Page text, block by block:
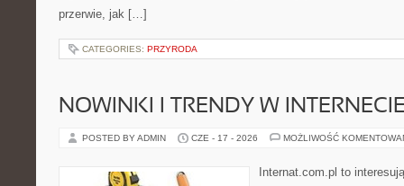
przerwie, jak […]
CATEGORIES: PRZYRODA
NOWINKI I TRENDY W
POSTED BY ADMIN CZE - 17 - 2026 MOŻLIWOŚĆ
Internat.com.pl to